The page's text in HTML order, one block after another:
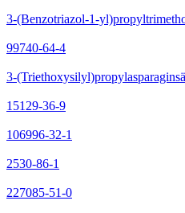
3-(Benzotriazol-1-
99740-64-4
3-
15129-36-9
106996-32-1
2530-86-1
227085-51-0